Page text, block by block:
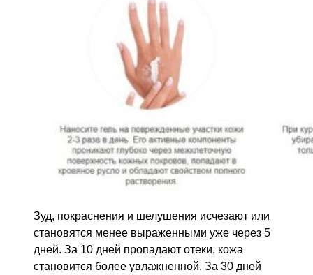
Зуд, покраснения и шелушения исчезают или
становятся менее выраженными уже через 5
дней. За 10 дней пропадают отеки, кожа
становится более увлажненной. За 30 дней